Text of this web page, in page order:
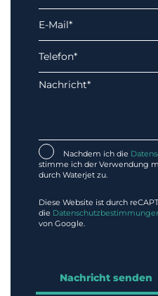
Nachdem ich die
stimme ich der Verwendung
durch Waterjet zu.
Diese Website ist durch
die
von Google.